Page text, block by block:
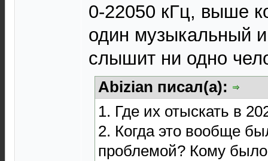
0-22050 кГц, выше
один музыкальный
слышит ни одно
Abizian писал(а):
1. Где их отыскать в
2. Когда это вообще
проблемой? Кому